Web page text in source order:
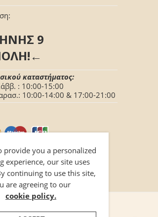
9
καταστήματος:
: 10:00-15:00
10:00-14:00 & 17:00-21:00
Επικοινωνία
provide you a personalized
experience, our site uses
continuing to use this site,
are agreeing to our
cookie policy.